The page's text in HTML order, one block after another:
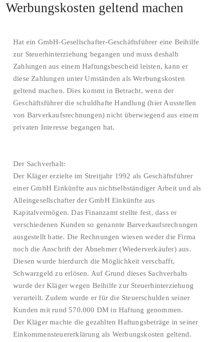
Werbungskosten geltend machen
Hat ein GmbH-Gesellschafter-Geschäftsführer eine Beihilfe
zur Steuerhinterziehung begangen und muss deshalb
Zahlungen aus einem Haftungsbescheid leisten, kann er
diese Zahlungen unter Umständen als Werbungskosten
geltend machen. Dies kommt in Betracht, wenn der
Geschäftsführer die schuldhafte Handlung (hier Ausstellen
von Barverkaufsrechnungen) nicht überwiegend aus einem
privaten Interesse begangen hat.
Der Sachverhalt:
Der Kläger erzielte im Streitjahr 1992 als Geschäftsführer
einer GmbH Einkünfte aus nichtselbständiger Arbeit und als
Alleingesellschafter der GmbH Einkünfte aus
Kapitalvermögen. Das Finanzamt stellte fest, dass er
verschiedenen Kunden so genannte Barverkaufsrechungen
ausgestellt hatte. Die Rechnungen wiesen weder die Firma
noch die Anschrift der Abnehmer (Wiederverkäufer) aus.
Diesen wurde hierdurch die Möglichkeit verschafft,
Schwarzgeld zu erlösen. Auf Grund dieses Sachverhalts
wurde der Kläger wegen Beihilfe zur Steuerhinterziehung
verurteilt. Zudem wurde er für die Steuerschulden seiner
Kunden mit rund 570.000 DM in Haftung genommen.
Der Kläger machte die gezahlten Haftungsbeträge in seiner
Einkommensteuererklärung als Werbungskosten geltend.